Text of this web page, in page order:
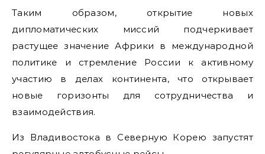
Таким образом, открытие новых
дипломатических миссий подчеркивает
растущее значение Африки в международной
политике и стремление России к активному
участию в делах континента, что открывает
новые горизонты для сотрудничества и
взаимодействия.
Из Владивостока в Северную Корею запустят